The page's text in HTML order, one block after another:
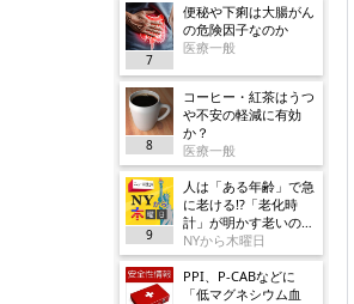
7
便秘や下痢は大腸がん
の危険因子なのか
医療一般
8
コーヒー・紅茶はうつ
や不安の軽減に有効
か？
医療一般
9
人は「ある年齢」で急
に老ける!?「老化時
計」が明かす老いの正
体
NYから木曜日
PPI、P-CABなどに
「低マグネシウム血